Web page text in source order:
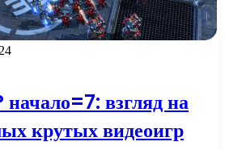
начало=7: взгляд на
крутых видеоигр